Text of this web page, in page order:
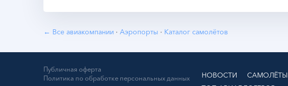
← Все авиакомпании · Аэропорты · Каталог самолётов
Публичная оферта
Политика по обработке персональных данных
НОВОСТИ САМОЛЁТЫ